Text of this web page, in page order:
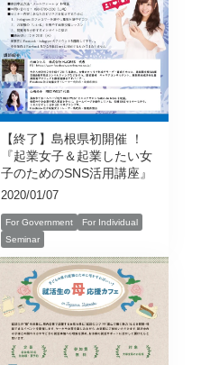
【終了】島根県初開催 ！
『起業女子＆起業したい女
子のためのSNS活用講座』
2020/01/07
For Government
For Individual
Seminar